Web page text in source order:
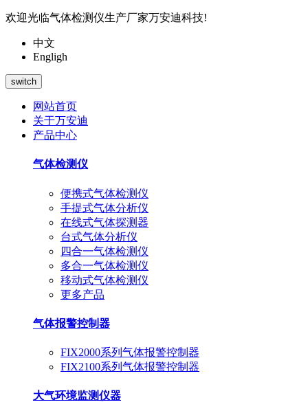
欢迎光临气体检测仪生产厂家万安迪科技!
中文
Engligh
switch
网站首页
关于万安迪
产品中心
气体检测仪
便携式气体检测仪
手提式气体分析仪
在线式气体探测器
台式气体分析仪
四合一气体检测仪
多合一气体检测仪
移动式气体检测仪
更多产品
气体报警控制器
FIX2000系列气体报警控制器
FIX2100系列气体报警控制器
大气环境监测仪器